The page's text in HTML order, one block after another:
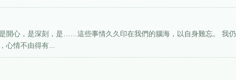
開心，是深刻，是……這些事情久久印在我們的腦海，以自身難忘。 我
心情不由得有...